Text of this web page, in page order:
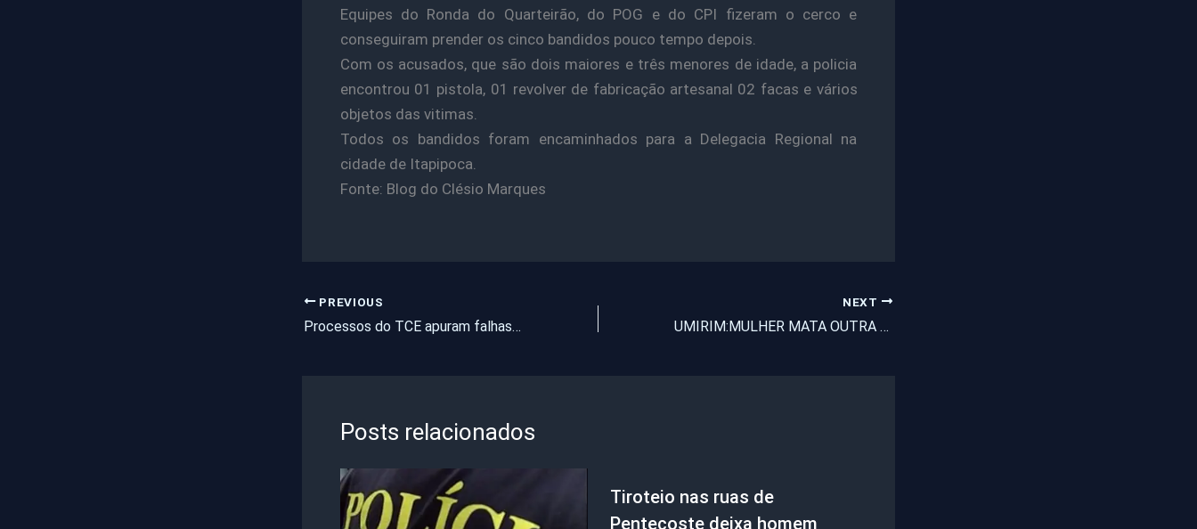
Equipes do Ronda do Quarteirão, do POG e do CPI fizeram o cerco e
conseguiram prender os cinco bandidos pouco tempo depois.
Com os acusados, que são dois maiores e três menores de idade, a policia
encontrou 01 pistola, 01 revolver de fabricação artesanal 02 facas e vários
objetos das vitimas.
Todos os bandidos foram encaminhados para a Delegacia Regional na
cidade de Itapipoca.
Fonte: Blog do Clésio Marques
PREVIOUS
Processos do TCE apuram falhas no transporte escolar
NEXT
UMIRIM:MULHER MATA OUTRA A GOLPES DE FACA
Posts relacionados
Tiroteio nas ruas de
Pentecoste deixa homem